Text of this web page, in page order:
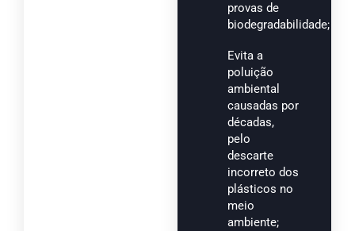
provas de
biodegradabilidade;
Evita a
poluição
ambiental
causadas por
décadas,
pelo
descarte
incorreto dos
plásticos no
meio
ambiente;